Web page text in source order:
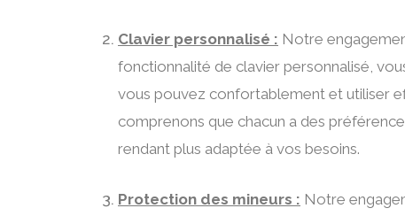
Clavier personnalisé : Notre
fonctionnalité de clavier personnalisé,
vous pouvez confortablement et utiliser
comprenons que chacun a des
rendant plus adaptée à vos besoins.
Protection des mineurs : Notre